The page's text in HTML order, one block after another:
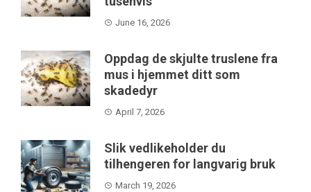
June 16, 2026
Oppdag de skjulte truslene fra
mus i hjemmet ditt som
skadedyr
April 7, 2026
Slik vedlikeholder du
tilhengeren for langvarig bruk
March 19, 2026